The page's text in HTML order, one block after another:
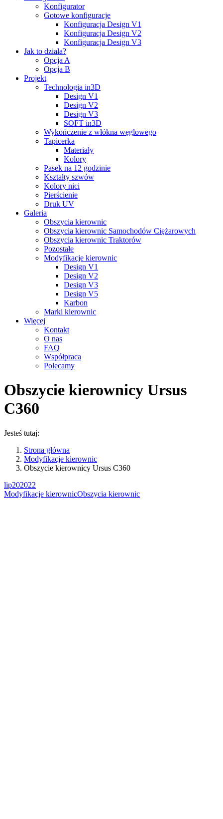
Konfigurator
Gotowe konfiguracje
Konfiguracja Design V1
Konfiguracja Design V2
Konfiguracja Design V3
Jak to działa?
Opcja A
Opcja B
Projekt
Technologia in3D
Design V1
Design V2
Design V3
SOFT in3D
Wykończenie z włókna węglowego
Tapicerka
Materiały
Kolory
Pasek na 12 godzinie
Kształty szwów
Kolory nici
Pierścienie
Druk UV
Galeria
Obszycia kierownic
Obszycia kierownic Samochodów Ciężarowych
Obszycia kierownic Traktorów
Pozostałe
Modyfikacje kierownic
Design V1
Design V2
Design V3
Design V5
Karbon
Marki kierownic
Więcej
Kontakt
O nas
FAQ
Współpraca
Polecamy
Obszycie kierownicy Ursus
C360
Jesteś tutaj:
Strona główna
Modyfikacje kierownic
Obszycie kierownicy Ursus C360
lip202022
Modyfikacje kierownicObszycia kierownic